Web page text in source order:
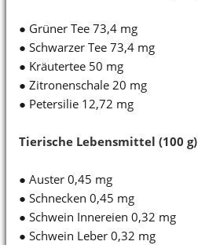
● Grüner Tee 73,4 mg
● Schwarzer Tee 73,4 mg
● Kräutertee 50 mg
● Zitronenschale 20 mg
● Petersilie 12,72 mg
Tierische Lebensmittel (100 g)
● Auster 0,45 mg
● Schnecken 0,45 mg
● Schwein Innereien 0,32 mg
● Schwein Leber 0,32 mg